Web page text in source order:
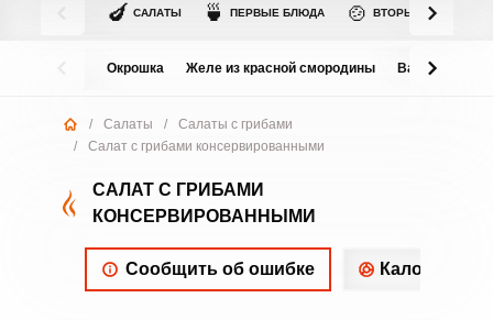
🍆 САЛАТЫ 🍵 ПЕРВЫЕ БЛЮДА 🍲 ВТОРЫЕ БЛЮДА
Окрошка Желе из красной смородины Варенье из
/ Салаты /
Салаты с грибами
/
Салат с грибами консервированными
САЛАТ С ГРИБАМИ
КОНСЕРВИРОВАННЫМИ
Сообщить об ошибке